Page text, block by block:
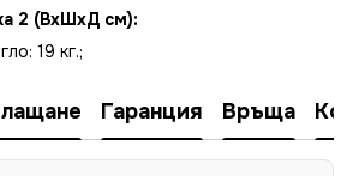
2 (ВхШхД см):
19 кг.;
Гаранция Връща